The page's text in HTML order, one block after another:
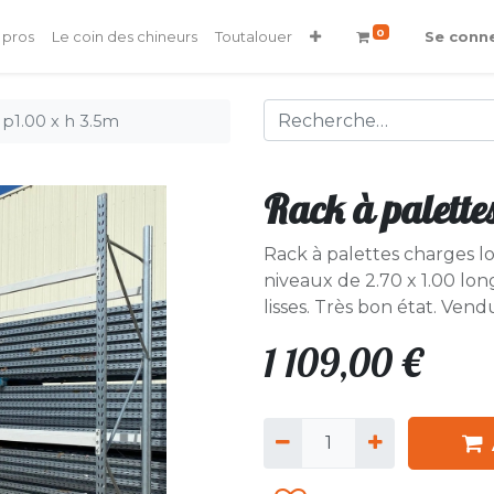
Le coin des chineurs Toutalouer 0 Se
x h 3.5m
Rack à
Rack à palettes charges
niveaux de 2.70 x 1.00
lisses. Très bon état.
1 109,00€